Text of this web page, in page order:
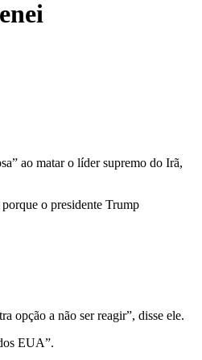
ao matar o líder supremo do Irã,
o presidente Trump
opção a não ser reagir”, disse ele.
EUA”.